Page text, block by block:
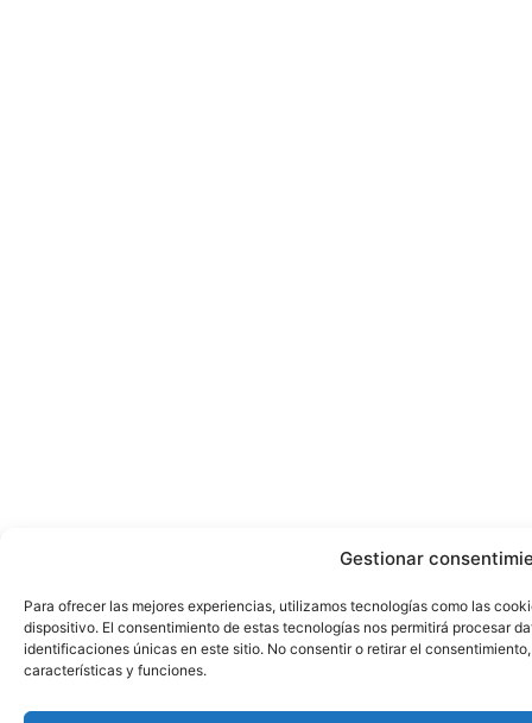
Gestionar
Para ofrecer las mejores experiencias, utilizamos tecnologías como las
dispositivo. El consentimiento de estas tecnologías nos permitirá procesar
identificaciones únicas en este sitio. No consentir o retirar el
características y funciones.